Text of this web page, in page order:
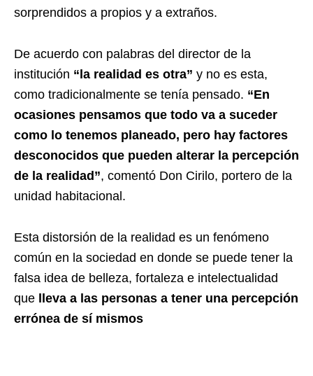
sorprendidos a propios y a extraños.
De acuerdo con palabras del director de la
institución “la realidad es otra” y no es esta,
como tradicionalmente se tenía pensado. “En
ocasiones pensamos que todo va a suceder
como lo tenemos planeado, pero hay factores
desconocidos que pueden alterar la percepción
de la realidad”, comentó Don Cirilo, portero de la
unidad habitacional.
Esta distorsión de la realidad es un fenómeno
común en la sociedad en donde se puede tener la
falsa idea de belleza, fortaleza e intelectualidad
que
lleva a las personas a tener una percepción
errónea de sí mismos